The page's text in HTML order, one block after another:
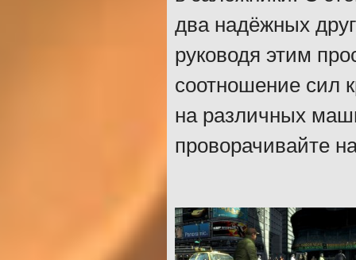
два надёжных
руководя этим
соотношение сил
на различных
проворачивайте